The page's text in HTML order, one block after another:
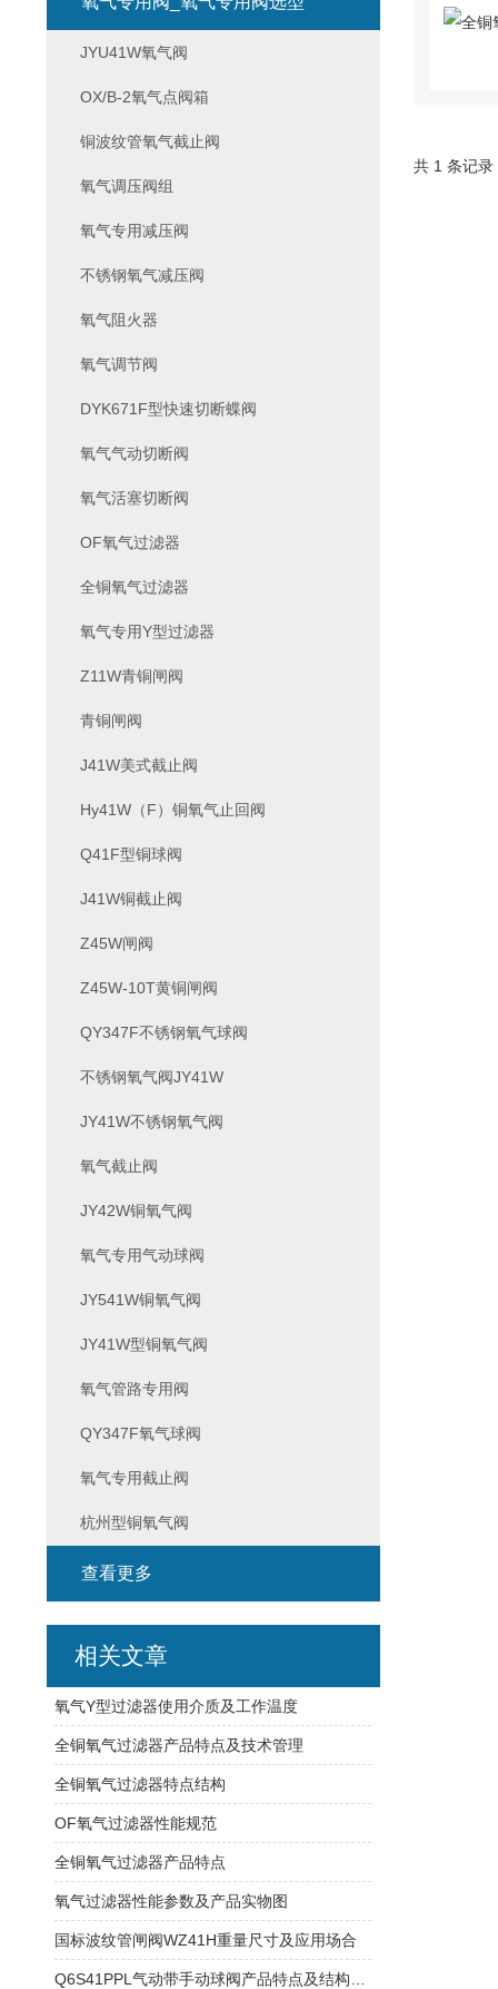
共 1 条记
JYU41W氧气阀
OX/B-2氧气点阀箱
铜波纹管氧气截止阀
氧气调压阀组
氧气专用减压阀
不锈钢氧气减压阀
氧气阻火器
氧气调节阀
DYK671F型快速切断蝶阀
氧气气动切断阀
氧气活塞切断阀
OF氧气过滤器
全铜氧气过滤器
氧气专用Y型过滤器
Z11W青铜闸阀
青铜闸阀
J41W美式截止阀
Hy41W（F）铜氧气止回阀
Q41F型铜球阀
J41W铜截止阀
Z45W闸阀
Z45W-10T黄铜闸阀
QY347F不锈钢氧气球阀
不锈钢氧气阀JY41W
JY41W不锈钢氧气阀
氧气截止阀
JY42W铜氧气阀
氧气专用气动球阀
JY541W铜氧气阀
JY41W型铜氧气阀
氧气管路专用阀
QY347F氧气球阀
氧气专用截止阀
杭州型铜氧气阀
查看更多
相关文章
氧气Y型过滤器使用介质及工作温度
全铜氧气过滤器产品特点及技术管理
全铜氧气过滤器特点结构
OF氧气过滤器性能规范
全铜氧气过滤器产品特点
氧气过滤器性能参数及产品实物图
国标波纹管闸阀WZ41H重量尺寸及应用场合